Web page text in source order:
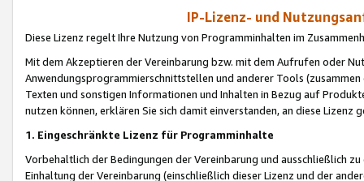
IP-Lizenz- und
Diese Lizenz regelt Ihre Nutzung von Programminhalten im
Mit dem Akzeptieren der Vereinbarung bzw. mit dem Aufrufen oder
Anwendungsprogrammierschnittstellen und anderer Tools (zusammen
Texten und sonstigen Informationen und Inhalten in Bezug auf
nutzen können, erklären Sie sich damit einverstanden, an diese Lizenz
1. Eingeschränkte Lizenz für Programminhalte
Vorbehaltlich der Bedingungen der Vereinbarung und ausschließlich
Einhaltung der Vereinbarung (einschließlich dieser Lizenz und der